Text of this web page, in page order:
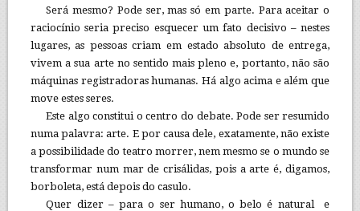
Será mesmo? Pode ser, mas só em parte. Para aceitar o
raciocínio seria preciso esquecer um fato decisivo – nestes
lugares, as pessoas criam em estado absoluto de entrega,
vivem a sua arte no sentido mais pleno e, portanto, não são
máquinas registradoras humanas. Há algo acima e além que
move estes seres.
Este algo constitui o centro do debate. Pode ser resumido
numa palavra: arte. E por causa dele, exatamente, não existe
a possibilidade do teatro morrer, nem mesmo se o mundo se
transformar num mar de crisálidas, pois a arte é, digamos,
borboleta, está depois do casulo.
Quer dizer – para o ser humano, o belo é natural e